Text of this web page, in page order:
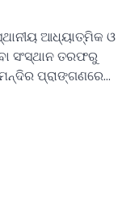
ଆଧ୍ୟାତ୍ମିକ ଓ
ସଂସ୍ଥାନ ତରଫରୁ
ମନ୍ଦିର ପ୍ରାଙ୍ଗଣରେ…